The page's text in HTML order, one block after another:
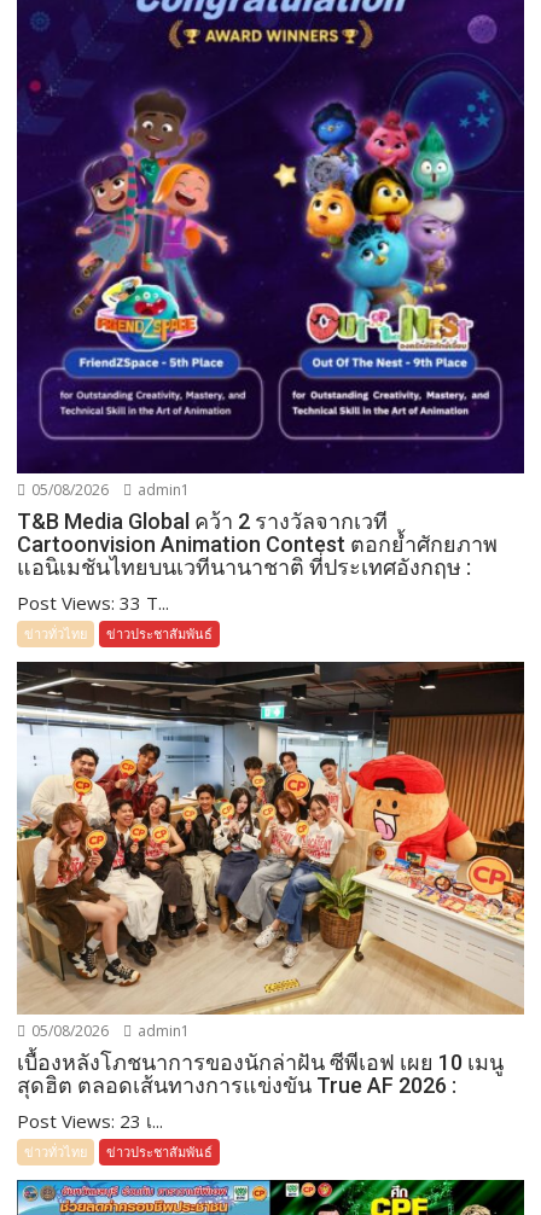
05/08/2026 admin1
T&B Media Global คว้า 2 รางวัลจากเวที
Cartoonvision Animation Contest ตอกย้ำศักยภาพ
แอนิเมชันไทยบนเวทีนานาชาติ ที่ประเทศอังกฤษ :
Post Views: 33 T...
ข่าวทั่วไทย ข่าวประชาสัมพันธ์
05/08/2026 admin1
เบื้องหลังโภชนาการของนักล่าฝัน ซีพีเอฟ เผย 10 เมนู
สุดฮิต ตลอดเส้นทางการแข่งขัน True AF 2026 :
Post Views: 23 เ...
ข่าวทั่วไทย ข่าวประชาสัมพันธ์